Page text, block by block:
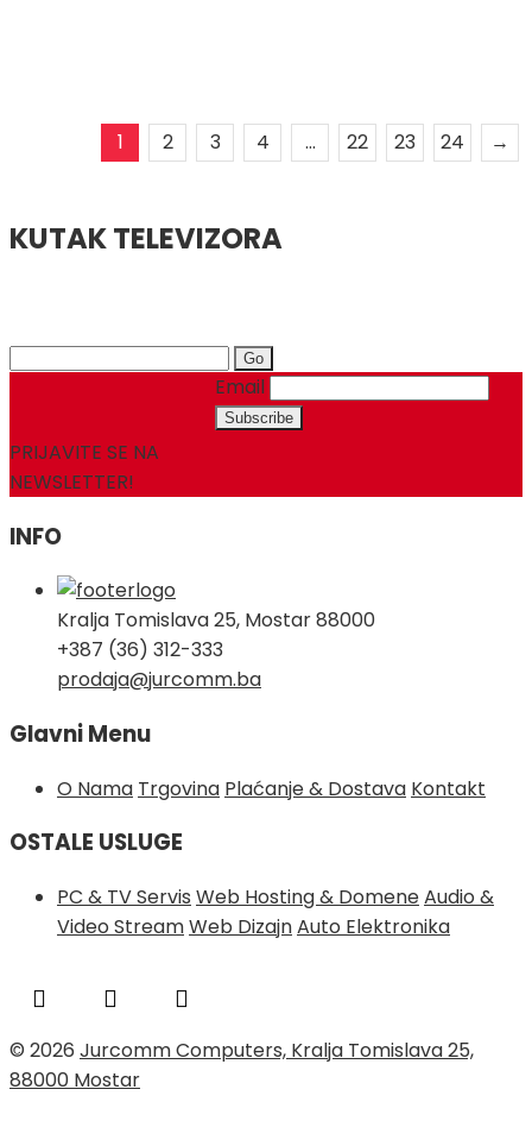
1 2 3 4 … 22 23 24 →
KUTAK TELEVIZORA
Search
PRIJAVITE SE NA
NEWSLETTER!
Email
INFO
Kralja Tomislava 25, Mostar 88000
+387 (36) 312-333
prodaja@jurcomm.ba
Glavni Menu
O Nama Trgovina Plaćanje & Dostava Kontakt
OSTALE USLUGE
PC & TV Servis Web Hosting & DomeneAudio &
Video StreamWeb DizajnAuto Elektronika
© 2026 Jurcomm Computers, Kralja Tomislava 25,
88000 Mostar